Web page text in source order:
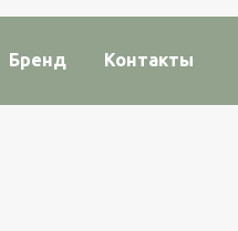
Бренд Контакты